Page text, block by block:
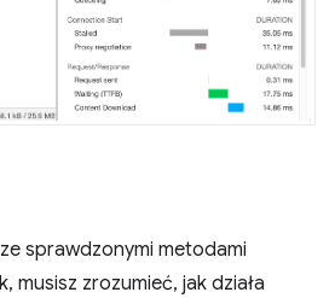
sprawdzonymi metodami
musisz zrozumieć, jak działa